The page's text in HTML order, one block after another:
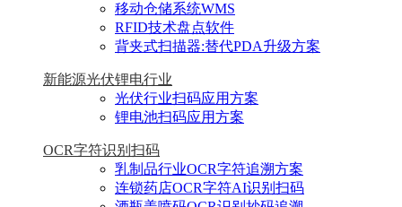
移动仓储系统WMS
RFID技术盘点软件
背夹式扫描器:替代PDA升级方案
新能源光伏锂电行业
光伏行业扫码应用方案
锂电池扫码应用方案
OCR字符识别扫码
乳制品行业OCR字符追溯方案
连锁药店OCR字符AI识别扫码